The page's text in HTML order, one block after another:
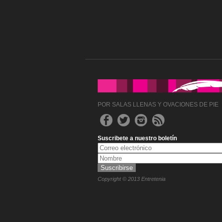
POR SALAS LLENAS Y OVACIONES DE PIE
Suscribete a nuestro boletín
Copyright © 2013 Entretenia